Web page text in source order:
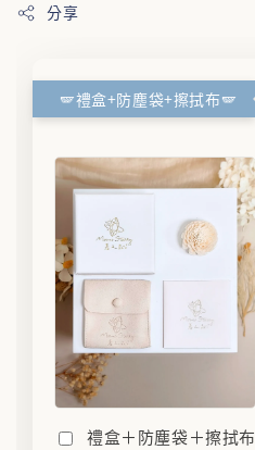
分享
🪽禮盒+防塵袋+擦拭布🪽
禮盒＋防塵袋＋擦拭布